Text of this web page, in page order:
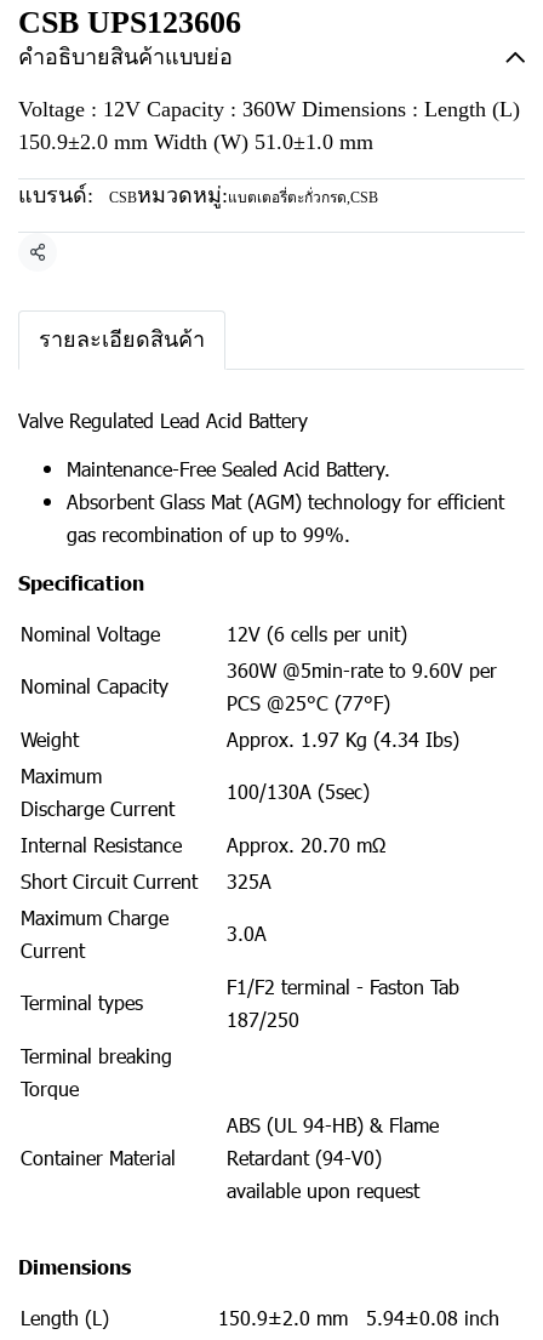
CSB UPS123606
คำอธิบายสินค้าแบบย่อ
Voltage : 12V Capacity : 360W Dimensions : Length (L)
150.9±2.0 mm Width (W) 51.0±1.0 mm
แบรนด์: CSBหมวดหมู่:แบตเตอรี่ตะกั่วกรด,CSB
แชร์
รายละเอียดสินค้า
Valve Regulated Lead Acid Battery
Maintenance-Free Sealed Acid Battery.
Absorbent Glass Mat (AGM) technology for efficient
gas recombination of up to 99%.
Specification
Nominal Voltage 12V (6 cells per unit)
Nominal Capacity
360W @5min-rate to 9.60V per
PCS @25°C (77°F)
Weight
Approx. 1.97 Kg (4.34 Ibs)
Maximum
Discharge Current
100/130A (5sec)
Internal Resistance
Approx. 20.70 mΩ
Short Circuit Current
325A
Maximum Charge
Current
3.0A
Terminal types
F1/F2 terminal - Faston Tab
187/250
Terminal breaking
Torque
Container Material
ABS (UL 94-HB) & Flame
Retardant (94-V0)
available upon request
Dimensions
Length (L) 150.9±2.0 mm
5.94±0.08 inch